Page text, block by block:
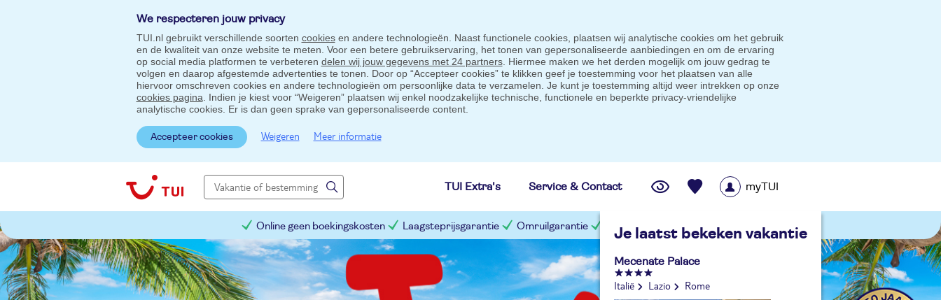
We respecteren jouw privacy
TUI.nl gebruikt verschillende soorten cookiesen andere technologieën. Naast functionele cookies, plaatsen wij analytische cookies om het gebruik
en de kwaliteit van onze website te meten. Voor een betere gebruikservaring, het tonen van gepersonaliseerde aanbiedingen en om de ervaring
op social media platformen te verbeteren delen wij jouw gegevens met 24 partners. Hiermee maken we het derden mogelijk om jouw gedrag te
volgen en daarop afgestemde advertenties te tonen. Door op “Accepteer cookies” te klikken geef je toestemming voor het plaatsen van alle
hiervoor omschreven cookies en andere technologieën om persoonlijke data te verzamelen. Je kunt je toestemming altijd weer intrekken op onze
cookies pagina . Indien je kiest voor “Weigeren” plaatsen wij enkel noodzakelijke technische, functionele en beperkte privacy-vriendelijke
analytische cookies. Er is dan geen sprake van gepersonaliseerde content.
Accepteer cookies Weigeren Meer informatie
TUI Extra's Service & Contact
Je laatst bekeken vakantie
Mecenate Palace
Italië Lazio Rome
myTUI
Online geen boekingskosten Laagsteprijsgarantie Omruilgarantie Slimme prijsgarantie